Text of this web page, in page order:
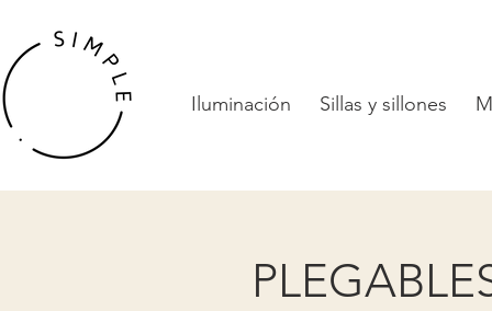
Iluminación Sillas y sillones